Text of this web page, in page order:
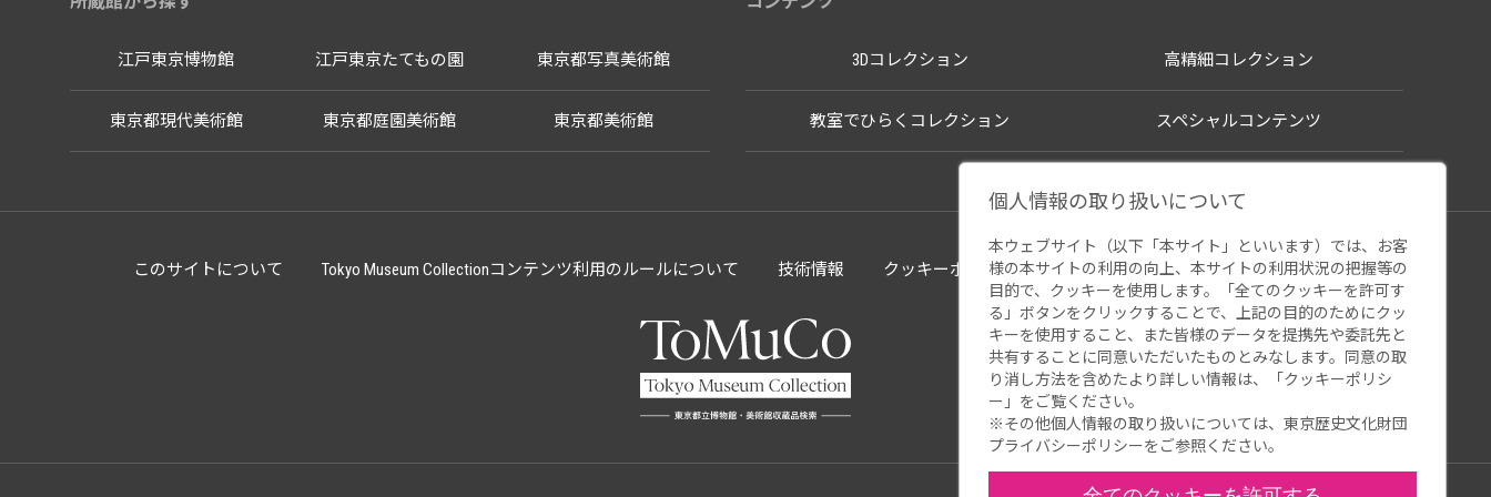
江戸東京博物館 江戸東京たてもの園 東京都写真美術館
東京都現代美術館 東京都庭園美術館 東京都美術館
3Dコレクション 高精細コレクション
教室でひらくコレクション スペシャルコンテンツ
このサイトについて Tokyo Museum Collectionコンテンツ利用のルールについて 技術情報 クッキーポリシー ウェブアクセシビリティ 関連サイト
個人情報の取り扱いについて
本ウェブサイト（以下「本サイト」といいます）では、お客
様の本サイトの利用の向上、本サイトの利用状況の把握等の
目的で、クッキーを使用します。「全てのクッキーを許可す
る」ボタンをクリックすることで、上記の目的のためにクッ
キーを使用すること、また皆様のデータを提携先や委託先と
共有することに同意いただいたものとみなします。同意の取
り消し方法を含めたより詳しい情報は、「 クッキーポリシ
ー 」をご覧ください。
※その他個人情報の取り扱いについては、 東京歴史文化財団
プライバシーポリシーをご参照ください。